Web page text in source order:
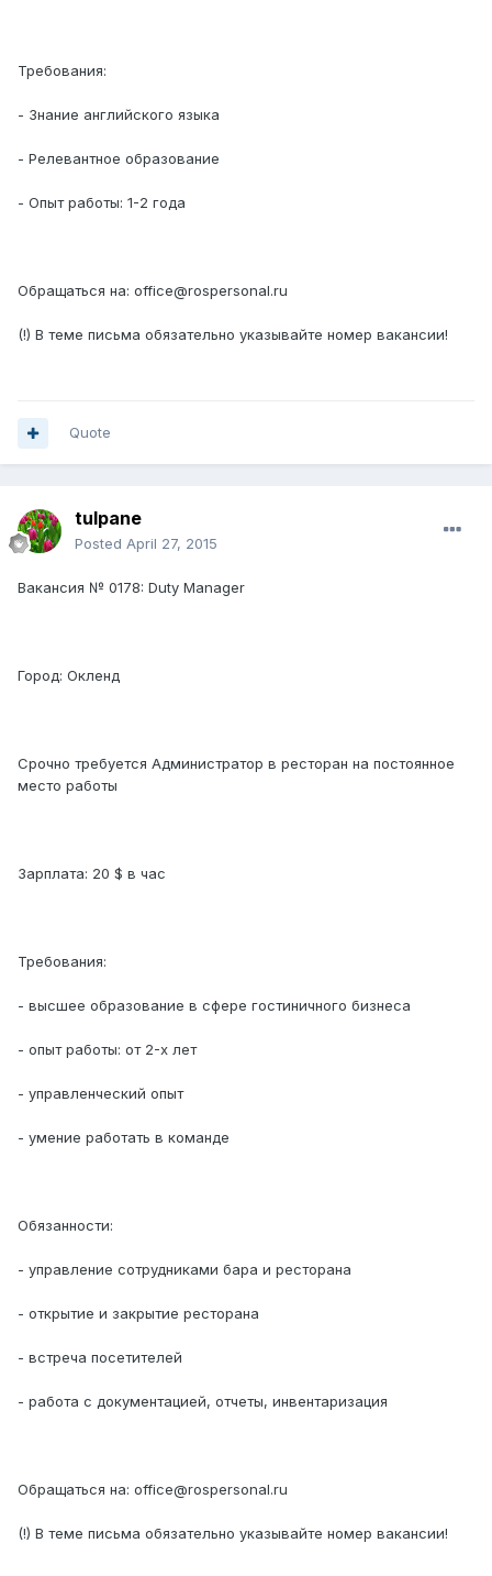
Требования:
- Знание английского языка
- Релевантное образование
- Опыт работы: 1-2 года
Обращаться на: office@rospersonal.ru
(!) В теме письма обязательно указывайте номер вакансии!
Quote
tulpane
Posted April 27, 2015
Вакансия № 0178: Duty Manager
Город: Окленд
Срочно требуется Администратор в ресторан на постоянное
место работы
Зарплата: 20 $ в час
Требования:
- высшее образование в сфере гостиничного бизнеса
- опыт работы: от 2-х лет
- управленческий опыт
- умение работать в команде
Обязанности:
- управление сотрудниками бара и ресторана
- открытие и закрытие ресторана
- встреча посетителей
- работа с документацией, отчеты, инвентаризация
Обращаться на: office@rospersonal.ru
(!) В теме письма обязательно указывайте номер вакансии!